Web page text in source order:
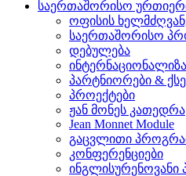
საერთაშორისო
ოფისის
საერთაშორისო
დებულება
პარტნიორები &
პროექტები
ჟან მონეს კათედრა
Jean Monnet Module
გაცვლითი
კონფერენციები
ინგლისურენოვანი